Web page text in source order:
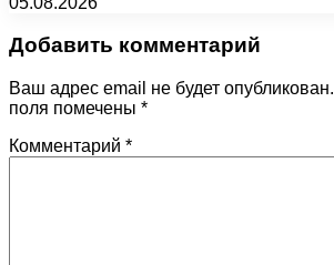
Добавить комментарий
Ваш адрес email не будет опубликован.
поля помечены *
Комментарий *